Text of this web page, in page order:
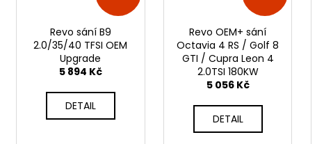
Revo sání B9
2.0/35/40 TFSI OEM
Upgrade
5 894 Kč
DETAIL
Revo OEM+ sání
Octavia 4 RS / Golf 8
GTI / Cupra Leon 4
2.0TSI 180KW
5 056 Kč
DETAIL